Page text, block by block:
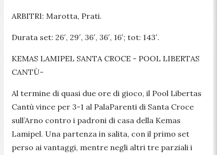
ARBITRI: Marotta, Prati.
Durata set: 26′, 29′, 36′, 36′, 16′; tot: 143′.
KEMAS LAMIPEL SANTA CROCE - POOL LIBERTAS
CANTÙ-
Al termine di quasi due ore di gioco, il Pool Libertas
Cantù vince per 3-1 al PalaParenti di Santa Croce
sull’Arno contro i padroni di casa della Kemas
Lamipel. Una partenza in salita, con il primo set
perso ai vantaggi, mentre negli altri tre parziali i